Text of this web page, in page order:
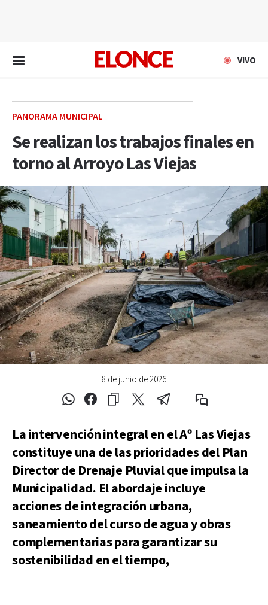
VIVO
PANORAMA MUNICIPAL
Se realizan los trabajos finales en
torno al Arroyo Las Viejas
8 de junio de 2026
La intervención integral en el Aº Las Viejas
constituye una de las prioridades del Plan
Director de Drenaje Pluvial que impulsa la
Municipalidad. El abordaje incluye
acciones de integración urbana,
saneamiento del curso de agua y obras
complementarias para garantizar su
sostenibilidad en el tiempo,